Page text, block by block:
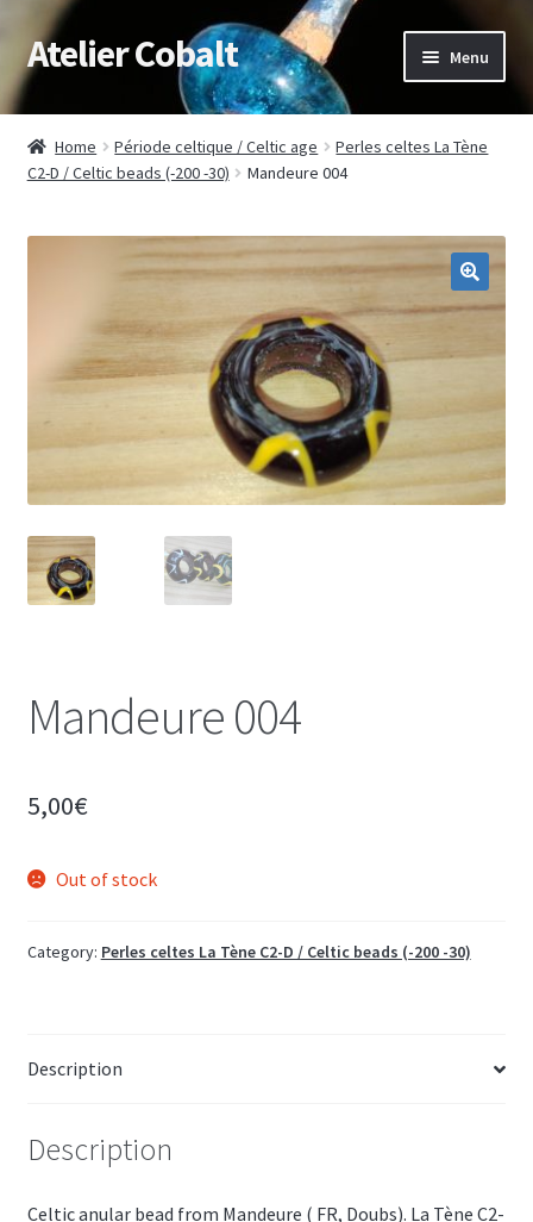
Skip
to
Skip
to
Atelier Cobalt Menu
Démonstrations / médiation
child
Muséographie
menu
Stages
Expand
menu
Boutique/Shop
Home Période celtique / Celtic age
Perles celtes La Tène
C2-D / Celtic beads (-200 -30)
Mandeure 004
Mandeure 004
5,00€
Out of stock
Category: Perles celtes La Tène C2-D / Celtic beads (-200 -30)
Description
Description
Celtic anular bead from Mandeure ( FR, Doubs). La Tène C2-